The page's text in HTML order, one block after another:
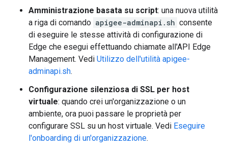
Amministrazione basata su script: una nuova utilità
a riga di comando apigee-adminapi.sh consente
di eseguire le stesse attività di configurazione di
Edge che esegui effettuando chiamate all'API Edge
Management. Vedi Utilizzo dell'utilità apigee-
adminapi.sh.
Configurazione silenziosa di SSL per host
virtuale: quando crei un'organizzazione o un
ambiente, ora puoi passare le proprietà per
configurare SSL su un host virtuale. Vedi Eseguire
l'onboarding di un'organizzazione.